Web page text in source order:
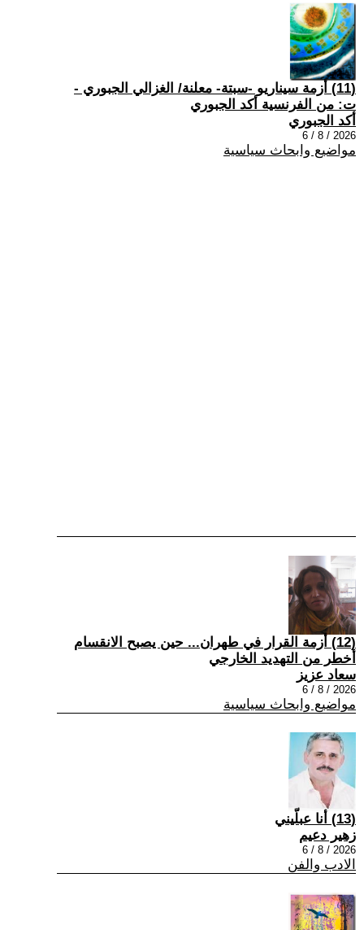
(11) أزمة سيناريو -سبتة- معلنة/ الغزالي الجبوري -
ت: من الفرنسية أكد الجبوري
أكد الجبوري
2026 / 8 / 6
مواضيع وابحاث سياسية
(12) أزمة القرار في طهران... حين يصبح الانقسام
أخطر من التهديد الخارجي
سعاد عزيز
2026 / 8 / 6
مواضيع وابحاث سياسية
(13) أنا عبلّيني
زهير دعيم
2026 / 8 / 6
الادب والفن